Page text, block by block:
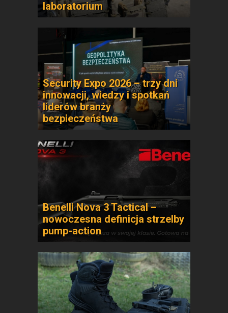
laboratorium
Security Expo 2026 – trzy dni
innowacji, wiedzy i spotkań
liderów branży
bezpieczeństwa
Benelli Nova 3 Tactical –
nowoczesna definicja strzelby
pump-action